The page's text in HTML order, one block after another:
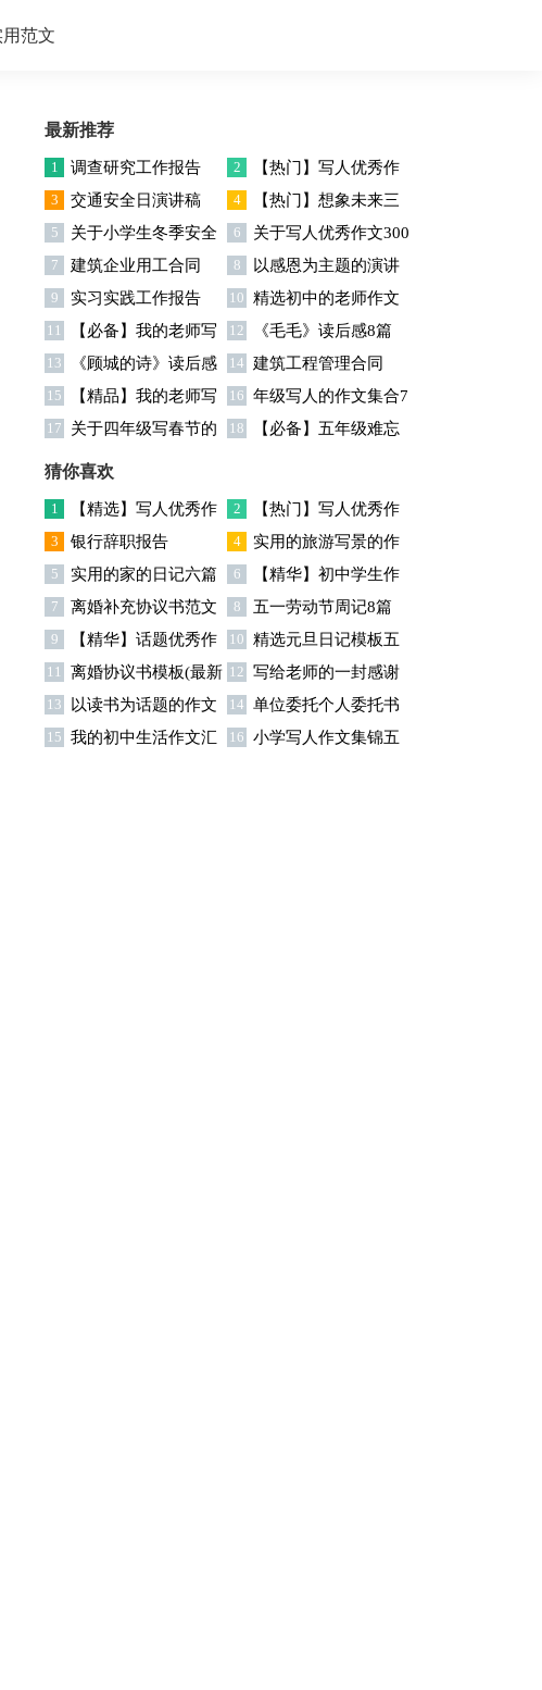
用范文
最新推荐
1 调查研究工作报告 2
【热门】写人优秀作
文300字集合7篇
3 交通安全日演讲稿 4
【热门】想象未来三
年级作文汇编7篇
5
关于小学生冬季安全
演讲稿
6
关于写人优秀作文300
字汇编六篇
7 建筑企业用工合同 8
以感恩为主题的演讲
稿
9 实习实践工作报告 10 精选初中的老师作文
锦集十篇
11
【必备】我的老师写
人作文集合八篇
12 《毛毛》读后感8篇
13 《顾城的诗》读后感 14 建筑工程管理合同
15
【精品】我的老师写
人作文集合5篇
16 年级写人的作文集合7
篇
17
关于四年级写春节的
作文4篇
18
【必备】五年级难忘
篇
猜你喜欢
1
【精选】写人优秀作
文300字集锦八篇
2
【热门】写人优秀作
文300字汇总8篇
3 银行辞职报告 4
实用的旅游写景的作
文汇总九篇
5 实用的家的日记六篇 6
【精华】初中学生作
文600字集合十篇
7
离婚补充协议书范文
合集九篇
8 五一劳动节周记8篇
9
【精华】话题优秀作
文300字集合9篇
10 精选元旦日记模板五
篇
11
离婚协议书模板(最新
版)
12 写给老师的一封感谢
信模板汇编9篇
13
以读书为话题的作文
(精选15篇)
14 单位委托个人委托书
15篇
15 我的初中生活作文汇
16 小学写人作文集锦五